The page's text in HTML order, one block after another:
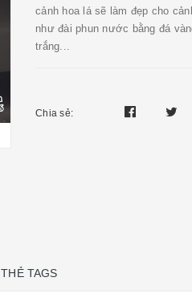
cảnh hoa lá sẽ làm đẹp cho
như đài phun nước bằng đá
trắng...
Chia sẻ:
THẺ TAGS